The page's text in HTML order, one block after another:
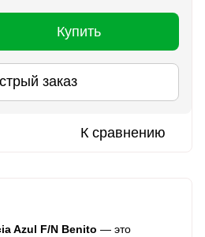
Купить
заказ
К сравнению
Azul F/N Benito — это